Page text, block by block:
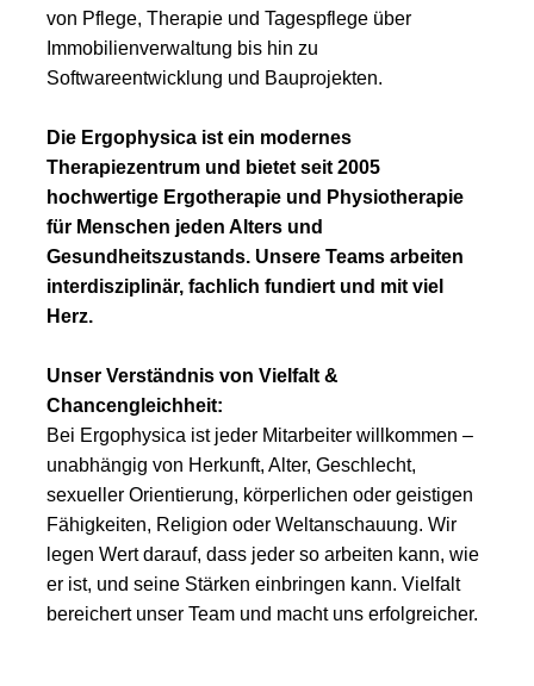
von Pflege, Therapie und Tagespflege über
Immobilienverwaltung bis hin zu
Softwareentwicklung und Bauprojekten.
Die Ergophysica ist ein modernes
Therapiezentrum und bietet seit 2005
hochwertige Ergotherapie und Physiotherapie
für Menschen jeden Alters und
Gesundheitszustands. Unsere Teams arbeiten
interdisziplinär, fachlich fundiert und mit viel
Herz.
Unser Verständnis von Vielfalt &
Chancengleichheit:
Bei Ergophysica ist jeder Mitarbeiter willkommen –
unabhängig von Herkunft, Alter, Geschlecht,
sexueller Orientierung, körperlichen oder geistigen
Fähigkeiten, Religion oder Weltanschauung. Wir
legen Wert darauf, dass jeder so arbeiten kann, wie
er ist, und seine Stärken einbringen kann. Vielfalt
bereichert unser Team und macht uns erfolgreicher.